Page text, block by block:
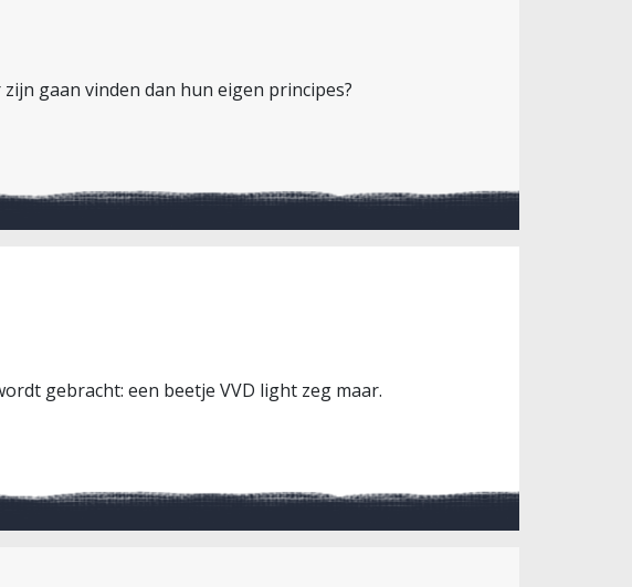
gaan vinden dan hun eigen principes?
gebracht: een beetje VVD light zeg maar.